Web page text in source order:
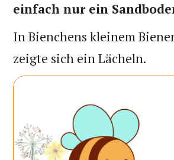
einfach nur ein
In Bienchens kleinem
zeigte sich ein Lächeln.